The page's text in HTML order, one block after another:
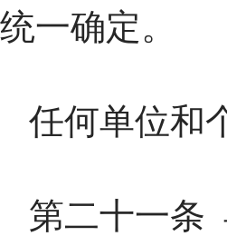
统一确定。
任何单位和
第二十一条